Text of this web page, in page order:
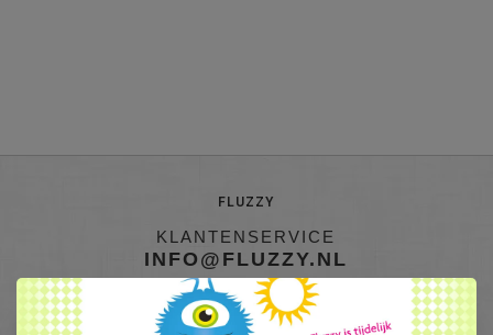
FLUZZY
KLANTENSERVICE
INFO@FLUZZY.NL
Fluzzy is de webshop met bijzondere Knuffels & Pluche! Lieve teddyberen,
mooie knuffeldieren, gekke fantasie & fun knuffels, pluche figuren bekend